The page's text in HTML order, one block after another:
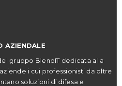
AZIENDALE
gruppo BlendIT dedicata alla
i cui professionisti da oltre
soluzioni di difesa e